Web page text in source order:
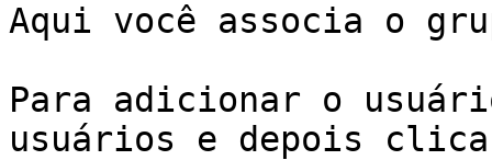
Aqui você associa o
Para adicionar o
usuários e depois